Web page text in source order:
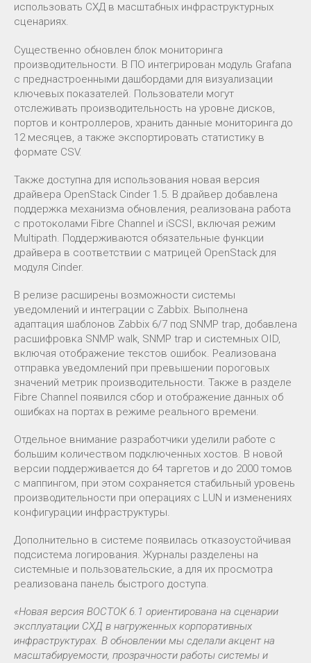
использовать СХД в масштабных инфраструктурных
сценариях.
Существенно обновлен блок мониторинга
производительности. В ПО интегрирован модуль Grafana
с преднастроенными дашбордами для визуализации
ключевых показателей. Пользователи могут
отслеживать производительность на уровне дисков,
портов и контроллеров, хранить данные мониторинга до
12 месяцев, а также экспортировать статистику в
формате CSV.
Также доступна для использования новая версия
драйвера OpenStack Cinder 1.5. В драйвер добавлена
поддержка механизма обновления, реализована работа
с протоколами Fibre Channel и iSCSI, включая режим
Multipath. Поддерживаются обязательные функции
драйвера в соответствии с матрицей OpenStack для
модуля Cinder.
В релизе расширены возможности системы
уведомлений и интеграции с Zabbix. Выполнена
адаптация шаблонов Zabbix 6/7 под SNMP trap, добавлена
расшифровка SNMP walk, SNMP trap и системных OID,
включая отображение текстов ошибок. Реализована
отправка уведомлений при превышении пороговых
значений метрик производительности. Также в разделе
Fibre Channel появился сбор и отображение данных об
ошибках на портах в режиме реального времени.
Отдельное внимание разработчики уделили работе с
большим количеством подключенных хостов. В новой
версии поддерживается до 64 таргетов и до 2000 томов
с маппингом, при этом сохраняется стабильный уровень
производительности при операциях с LUN и изменениях
конфигурации инфраструктуры.
Дополнительно в системе появилась отказоустойчивая
подсистема логирования. Журналы разделены на
системные и пользовательские, а для их просмотра
реализована панель быстрого доступа.
«Новая версия ВОСТОК 6.1 ориентирована на сценарии
эксплуатации СХД в нагруженных корпоративных
инфраструктурах. В обновлении мы сделали акцент на
масштабируемости, прозрачности работы системы и